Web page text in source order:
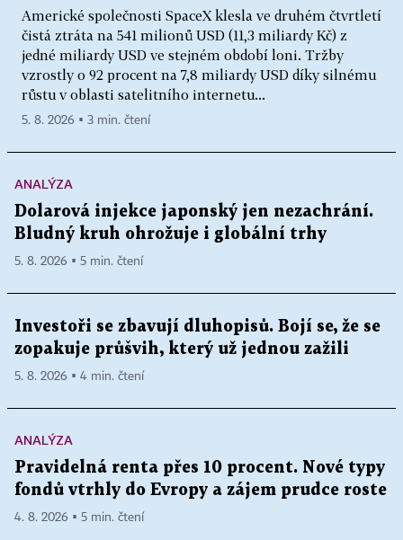
Americké společnosti SpaceX klesla ve druhém čtvrtletí
čistá ztráta na 541 milionů USD (11,3 miliardy Kč) z
jedné miliardy USD ve stejném období loni. Tržby
vzrostly o 92 procent na 7,8 miliardy USD díky silnému
růstu v oblasti satelitního internetu...
5. 8. 2026 ▪ 3 min. čtení
ANALÝZA
Dolarová injekce japonský jen nezachrání.
Bludný kruh ohrožuje i globální trhy
5. 8. 2026 ▪ 5 min. čtení
Investoři se zbavují dluhopisů. Bojí se, že se
zopakuje průšvih, který už jednou zažili
5. 8. 2026 ▪ 4 min. čtení
ANALÝZA
Pravidelná renta přes 10 procent. Nové typy
fondů vtrhly do Evropy a zájem prudce roste
4. 8. 2026 ▪ 5 min. čtení